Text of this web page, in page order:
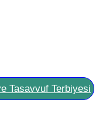
Tasavvuf Terbiyesi